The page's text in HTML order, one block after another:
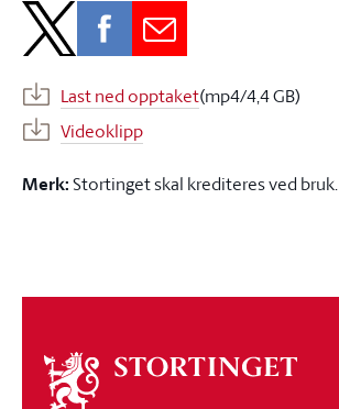
Last ned opptaket(mp4/4,4 GB)
Videoklipp
Merk:Stortinget skal krediteres ved bruk.
Om
stortinget